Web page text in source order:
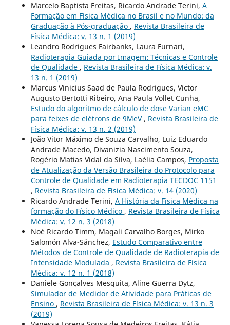
Marcelo Baptista Freitas, Ricardo Andrade Terini, A
Formação em Física Médica no Brasil e no Mundo: da
Graduação à Pós-graduação , Revista Brasileira de
Física Médica: v. 13 n. 1 (2019)
Leandro Rodrigues Fairbanks, Laura Furnari,
Radioterapia Guiada por Imagem: Técnicas e Controle
de Qualidade , Revista Brasileira de Física Médica: v.
13 n. 1 (2019)
Marcus Vinicius Saad de Paula Rodrigues, Victor
Augusto Bertotti Ribeiro, Ana Paula Vollet Cunha,
Estudo do algoritmo de cálculo de dose Varian eMC
para feixes de elétrons de 9MeV , Revista Brasileira de
Física Médica: v. 13 n. 2 (2019)
João Vitor Máximo de Souza Carvalho, Luiz Eduardo
Andrade Macedo, Divanizia Nascimento Souza,
Rogério Matias Vidal da Silva, Laélia Campos, Proposta
de Atualização da Versão Brasileira do Protocolo para
Controle de Qualidade em Radioterapia TECDOC 1151
, Revista Brasileira de Física Médica: v. 14 (2020)
Ricardo Andrade Terini, A História da Física Médica na
formação do Físico Médico , Revista Brasileira de Física
Médica: v. 12 n. 3 (2018)
Noé Ricardo Timm, Magali Carvalho Borges, Mirko
Salomón Alva-Sánchez, Estudo Comparativo entre
Métodos de Controle de Qualidade de Radioterapia de
Intensidade Modulada , Revista Brasileira de Física
Médica: v. 12 n. 1 (2018)
Daniele Gonçalves Mesquita, Aline Guerra Dytz,
Simulador de Medidor de Atividade para Práticas de
Ensino , Revista Brasileira de Física Médica: v. 13 n. 3
(2019)